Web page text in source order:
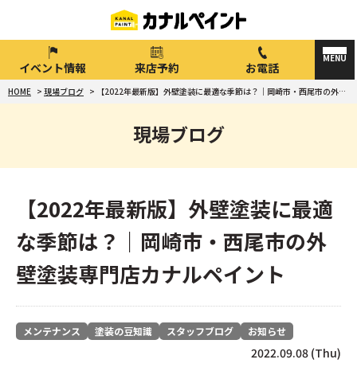
イベント情報 来店予約 お電話
HOME > 現場ブログ > 【2022年最新版】外壁塗装に最適な季節は？｜岡崎市・西尾市の外壁塗装専門店カナルペイント
現場ブログ
【2022年最新版】外壁塗装に最適
な季節は？｜岡崎市・西尾市の外
壁塗装専門店カナルペイント
メンテナンス 塗装の豆知識 スタッフブログ お知らせ
2022.09.08 (Thu)